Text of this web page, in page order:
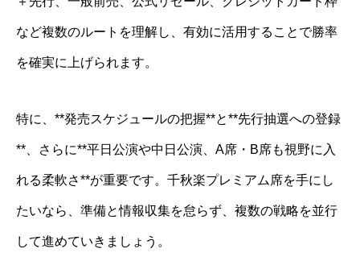
など複数のルートを理解し、有効に活用することで勝率
を確実に上げられます。
特に、**発売スケジュールの把握**と**先行抽選への登録
**、さらに**平日公演や中日公演、A席・B席も視野に入
れる柔軟さ**が重要です。千秋楽プレミアム席を手にし
たいなら、準備と情報収集を怠らず、複数の戦略を並行
して進めていきましょう。